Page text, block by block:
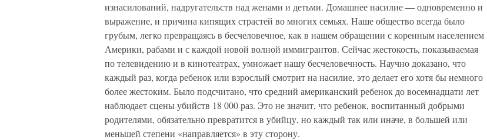
изнасилований, надругательств над женами и детьми. Домашнее насилие — одновременно и
выражение, и причина кипящих страстей во многих семьях. Наше общество всегда было
грубым, легко превращаясь в бесчеловечное, как в нашем обращении с коренным населением
Америки, рабами и с каждой новой волной иммигрантов. Сейчас жестокость, показываемая
по телевидению и в кинотеатрах, умножает нашу бесчеловечность. Научно доказано, что
каждый раз, когда ребенок или взрослый смотрит на насилие, это делает его хотя бы немного
более жестоким. Было подсчитано, что средний американский ребенок до восемнадцати лет
наблюдает сцены убийств 18 000 раз. Это не значит, что ребенок, воспитанный добрыми
родителями, обязательно превратится в убийцу, но каждый так или иначе, в большей или
меньшей степени «направляется» в эту сторону.